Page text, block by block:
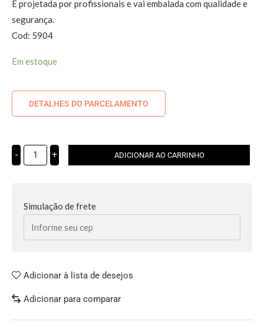
É projetada por profissionais e vai embalada com qualidade e
segurança.
Cod: 5904
Em estoque
DETALHES DO PARCELAMENTO
- + ADICIONAR AO CARRINHO
Simulação de frete
Adicionar à lista de desejos
Adicionar para comparar